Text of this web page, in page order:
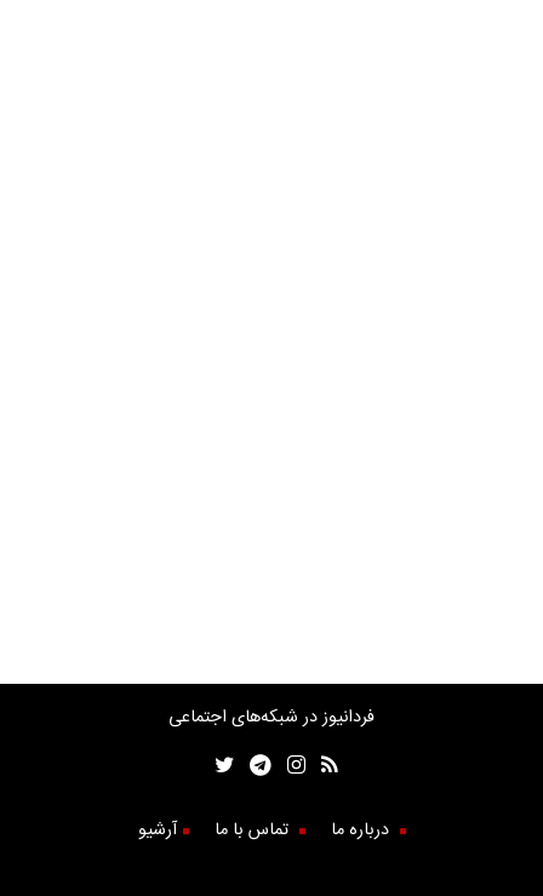
فردانیوز در شبکه‌های اجتماعی
درباره ما تماس با ما آرشیو